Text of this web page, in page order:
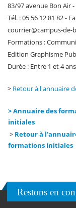
83/97 avenue Bon Air
Tél. : 05 56 12 81 82 -
courrier@campus-de-
Formations :
Edition Graphisme
Durée : Entre 1 et 4 ans
> Retour à l'annuaire
> Annuaire des
initiales
> Retour à
formations initiales
Restons en